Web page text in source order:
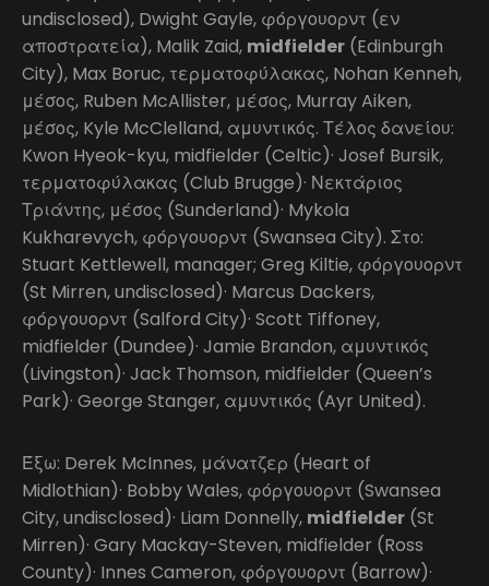
undisclosed), Dwight Gayle, φόργουορντ (εν
αποστρατεία), Malik Zaid, midfielder (Edinburgh
City), Max Boruc, τερματοφύλακας, Nohan Kenneh,
μέσος, Ruben McAllister, μέσος, Murray Aiken,
μέσος, Kyle McClelland, αμυντικός. Τέλος δανείου:
Kwon Hyeok-kyu, midfielder (Celtic)· Josef Bursik,
τερματοφύλακας (Club Brugge)· Νεκτάριος
Τριάντης, μέσος (Sunderland)· Mykola
Kukharevych, φόργουορντ (Swansea City). Στο:
Stuart Kettlewell, manager; Greg Kiltie, φόργουορντ
(St Mirren, undisclosed)· Marcus Dackers,
φόργουορντ (Salford City)· Scott Tiffoney,
midfielder (Dundee)· Jamie Brandon, αμυντικός
(Livingston)· Jack Thomson, midfielder (Queen’s
Park)· George Stanger, αμυντικός (Ayr United).
Έξω: Derek McInnes, μάνατζερ (Heart of
Midlothian)· Bobby Wales, φόργουορντ (Swansea
City, undisclosed)· Liam Donnelly, midfielder (St
Mirren)· Gary Mackay-Steven, midfielder (Ross
County)· Innes Cameron, φόργουορντ (Barrow)·